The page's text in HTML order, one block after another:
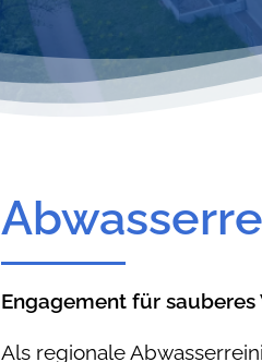
Engagement für
Als regionale